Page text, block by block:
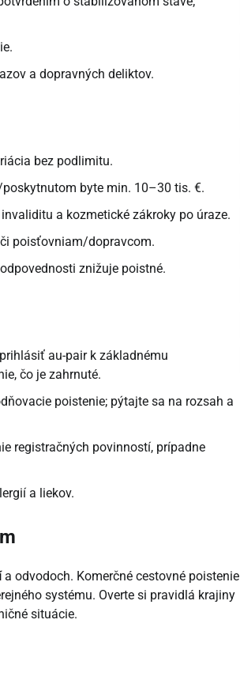
a dopravných deliktov.
bez podlimitu.
byte min. 10–30 tis. €.
a kozmetické zákroky po úraze.
poisťovniam/dopravcom.
znižuje poistné.
au-pair k základnému
čo je zahrnuté.
poistenie; pýtajte sa na rozsah a
registračných povinností, prípadne
a liekov.
a odvodoch. Komerčné cestovné poistenie
systému. Overte si pravidlá krajiny
situácie.